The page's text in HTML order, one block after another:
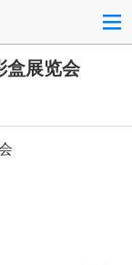
盒展览会